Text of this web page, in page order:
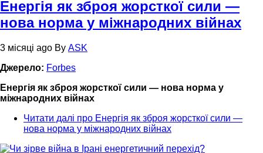
Енергія як зброя жорсткої сили —
нова норма у міжнародних війнах
3 місяці ago By ASK
Джерело: Forbes
Енергія як зброя жорсткої сили — нова норма у
міжнародних війнах
Читати далі про Енергія як зброя жорсткої сили —
нова норма у міжнародних війнах